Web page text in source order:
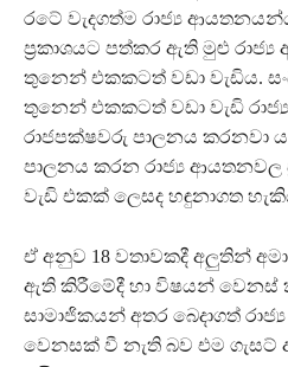
රටේ වැදගත්ම රාජ්‍ය
ප්‍රකාශයට පත්කර ඇති මුළු රාජ්‍ය
තුනෙන් එකකටත් වඩා වැඩිය.
තුනෙන් එකකටත් වඩා වැඩි
රාජපක්ෂවරු පාලනය කරනවා
පාලනය කරන රාජ්‍ය ආයතනවල
වැඩි එකක් ලෙසද හඳුනාගත
ඒ අනුව 18 වතාවකදී අලුතින්
ඇති කිරීමේදී හා විෂයන් වෙනස්
සාමාජිකයන් අතර බෙදාගත්
වෙනසක් වී නැති බව එම ගැසට්